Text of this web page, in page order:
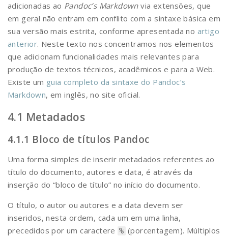
adicionadas ao Pandoc’s Markdownvia extensões, que
em geral não entram em conflito com a sintaxe básica em
sua versão mais estrita, conforme apresentada no artigo
anterior. Neste texto nos concentramos nos elementos
que adicionam funcionalidades mais relevantes para
produção de textos técnicos, acadêmicos e para a Web.
Existe um guia completo da sintaxe do Pandoc’s
Markdown, em inglês, no site oficial.
Metadados
Bloco de títulos Pandoc
Uma forma simples de inserir metadados referentes ao
título do documento, autores e data, é através da
inserção do “bloco de título” no início do documento.
O título, o autor ou autores e a data devem ser
inseridos, nesta ordem, cada um em uma linha,
precedidos por um caractere % (porcentagem). Múltiplos